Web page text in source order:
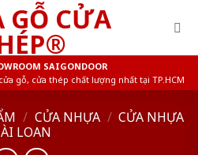
SAIGONDOOR
gỗ, cửa thép chất lượng nhất tại TP.HCM
/ CỬA NHỰA / CỬA NHỰA
LOAN